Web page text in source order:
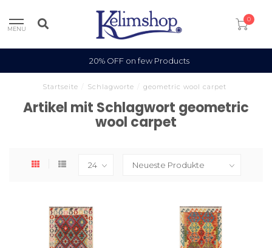
MENU
0
20% OFF on few Products
Startseite Schlagworte geometric wool carpet
Artikel mit Schlagwort geometric
wool carpet